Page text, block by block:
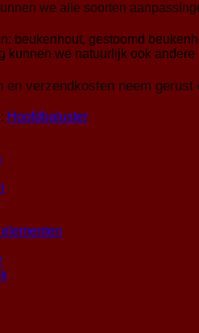
we alle soorten
beukenhout, gestoomd
kunnen we natuurlijk ook
en verzendkosten neem gerust
Hoofdbaluster